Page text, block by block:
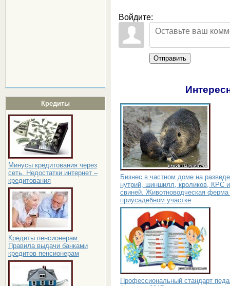
Кредиты
Минусы кредитования через
сеть. Недостатки интернет –
кредитования
Кредиты пенсионерам.
Правила выдачи банками
кредитов пенсионерам
Войдите:
Отправить
Бизнес в частном доме на
нутрий, шиншилл, кроликов, КРС и
свиней. Животноводческая ферма
приусадебном участке
Профессиональный стандарт